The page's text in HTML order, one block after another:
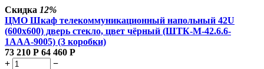
Скидка 12%
ЦМО Шкаф телекоммуникационный напольный 42U
(600x600) дверь стекло, цвет чёрный (ШТК-М-42.6.6-
1ААА-9005) (3 коробки)
73 210 Р 64 460 Р
+
−